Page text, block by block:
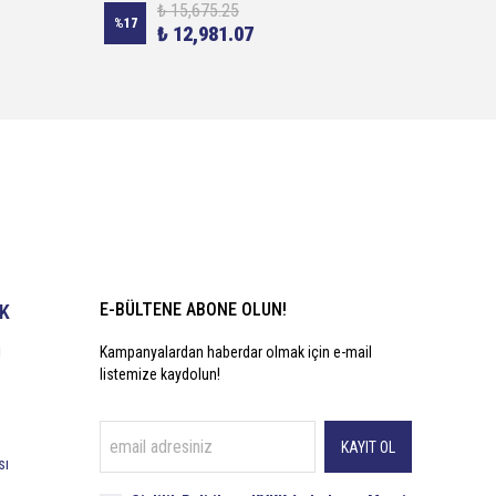
%17
₺ 15,675.25
₺ 12,981.07
E-BÜLTENE ABONE OLUN!
Kampanyalardan haberdar olmak için e-mail
listemize kaydolun!
KAYIT OL